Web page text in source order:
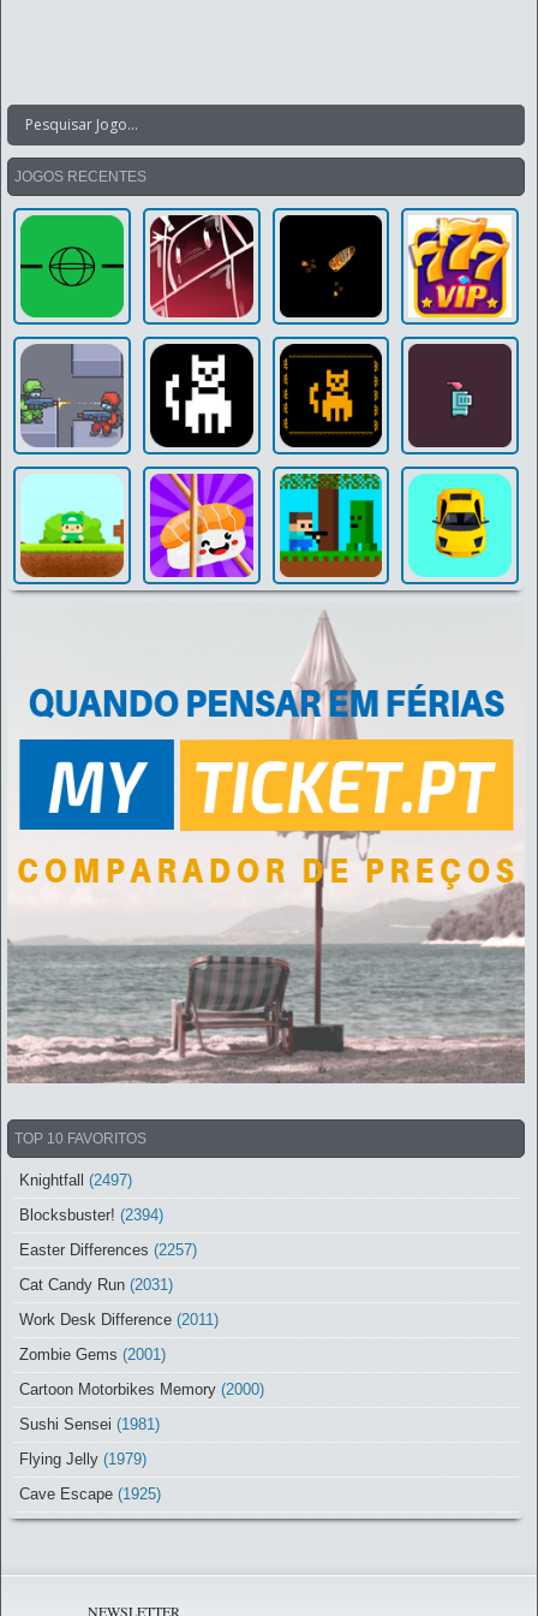
JOGOS RECENTES
TOP 10 FAVORITOS
Knightfall
(2497)
Blocksbuster! (2394)
Easter Differences (2257)
Cat Candy Run (2031)
Work Desk Difference (2011)
Zombie Gems (2001)
Cartoon Motorbikes Memory (2000)
Sushi Sensei (1981)
Flying Jelly (1979)
Cave Escape (1925)
NEWSLETTER